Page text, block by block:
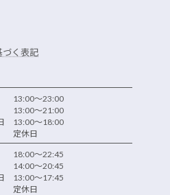
づく表記
～23:00
～21:00
13:00～18:00
休日
～22:45
～20:45
13:00～17:45
休日